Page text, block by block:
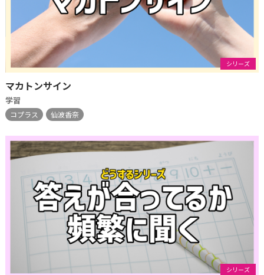
シリーズ
マカトンサイン
学習
コプラス 仙波香奈
シリーズ